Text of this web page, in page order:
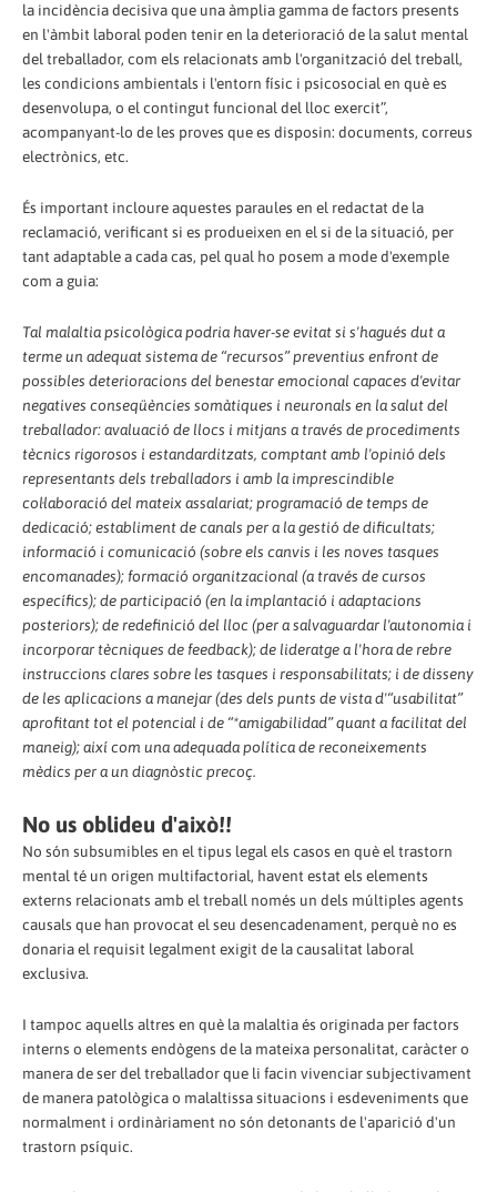
la incidència decisiva que una àmplia gamma de factors presents
en l'àmbit laboral poden tenir en la deterioració de la salut mental
del treballador, com els relacionats amb l'organització del treball,
les condicions ambientals i l'entorn físic i psicosocial en què es
desenvolupa, o el contingut funcional del lloc exercit”,
acompanyant-lo de les proves que es disposin: documents, correus
electrònics, etc.
És important incloure aquestes paraules en el redactat de la
reclamació, verificant si es produeixen en el si de la situació, per
tant adaptable a cada cas, pel qual ho posem a mode d'exemple
com a guia:
Tal malaltia psicològica podria haver-se evitat si s'hagués dut a
terme un adequat sistema de “recursos” preventius enfront de
possibles deterioracions del benestar emocional capaces d'evitar
negatives conseqüències somàtiques i neuronals en la salut del
treballador: avaluació de llocs i mitjans a través de procediments
tècnics rigorosos i estandarditzats, comptant amb l'opinió dels
representants dels treballadors i amb la imprescindible
col·laboració del mateix assalariat; programació de temps de
dedicació; establiment de canals per a la gestió de dificultats;
informació i comunicació (sobre els canvis i les noves tasques
encomanades); formació organitzacional (a través de cursos
específics); de participació (en la implantació i adaptacions
posteriors); de redefinició del lloc (per a salvaguardar l'autonomia i
incorporar tècniques de feedback); de lideratge a l'hora de rebre
instruccions clares sobre les tasques i responsabilitats; i de disseny
de les aplicacions a manejar (des dels punts de vista d'“usabilitat”
aprofitant tot el potencial i de “*amigabilidad” quant a facilitat del
maneig); així com una adequada política de reconeixements
mèdics per a un diagnòstic precoç.
No us oblideu d'això!!
No són subsumibles en el tipus legal els casos en què el trastorn
mental té un origen multifactorial, havent estat els elements
externs relacionats amb el treball només un dels múltiples agents
causals que han provocat el seu desencadenament, perquè no es
donaria el requisit legalment exigit de la causalitat laboral
exclusiva.
I tampoc aquells altres en què la malaltia és originada per factors
interns o elements endògens de la mateixa personalitat, caràcter o
manera de ser del treballador que li facin vivenciar subjectivament
de manera patològica o malaltissa situacions i esdeveniments que
normalment i ordinàriament no són detonants de l'aparició d'un
trastorn psíquic.